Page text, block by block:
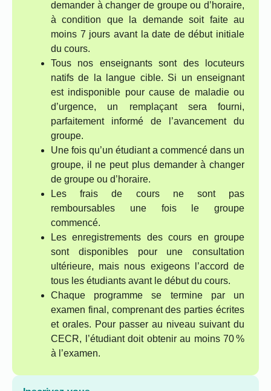
demander à changer de groupe ou d’horaire,
à condition que la demande soit faite au
moins 7 jours avant la date de début initiale
du cours.
Tous nos enseignants sont des locuteurs
natifs de la langue cible. Si un enseignant
est indisponible pour cause de maladie ou
d’urgence, un remplaçant sera fourni,
parfaitement informé de l’avancement du
groupe.
Une fois qu’un étudiant a commencé dans un
groupe, il ne peut plus demander à changer
de groupe ou d’horaire.
Les frais de cours ne sont pas
remboursables une fois le groupe
commencé.
Les enregistrements des cours en groupe
sont disponibles pour une consultation
ultérieure, mais nous exigeons l’accord de
tous les étudiants avant le début du cours.
Chaque programme se termine par un
examen final, comprenant des parties écrites
et orales. Pour passer au niveau suivant du
CECR, l’étudiant doit obtenir au moins 70 %
à l’examen.